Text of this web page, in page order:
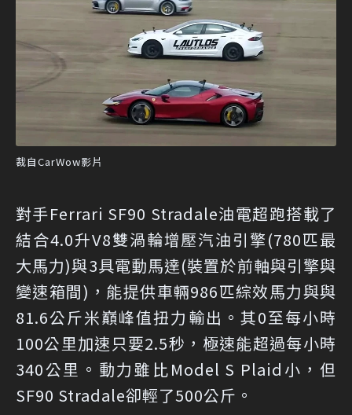
裁自CarWow影片
對手Ferrari SF90 Stradale油電超跑搭載了
結合4.0升V8雙渦輪增壓汽油引擎(780匹最
大馬力)與3具電動馬達(裝置於前軸與引擎與
變速箱間)，能提供車輛986匹綜效馬力與與
81.6公斤米巔峰值扭力輸出。其0至每小時
100公里加速只要2.5秒，極速能超過每小時
340公里。動力雖比Model S Plaid小，但
SF90 Stradale卻輕了500公斤。